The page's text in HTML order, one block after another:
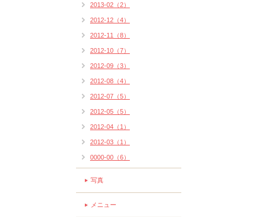
2013-02（2）
2012-12（4）
2012-11（8）
2012-10（7）
2012-09（3）
2012-08（4）
2012-07（5）
2012-05（5）
2012-04（1）
2012-03（1）
0000-00（6）
写真
メニュー